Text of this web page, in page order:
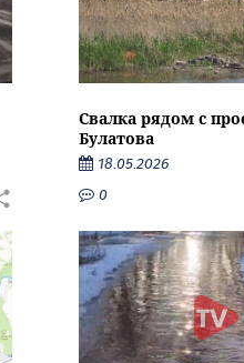
Свалка рядом с
Булатова
18.05.2026
0